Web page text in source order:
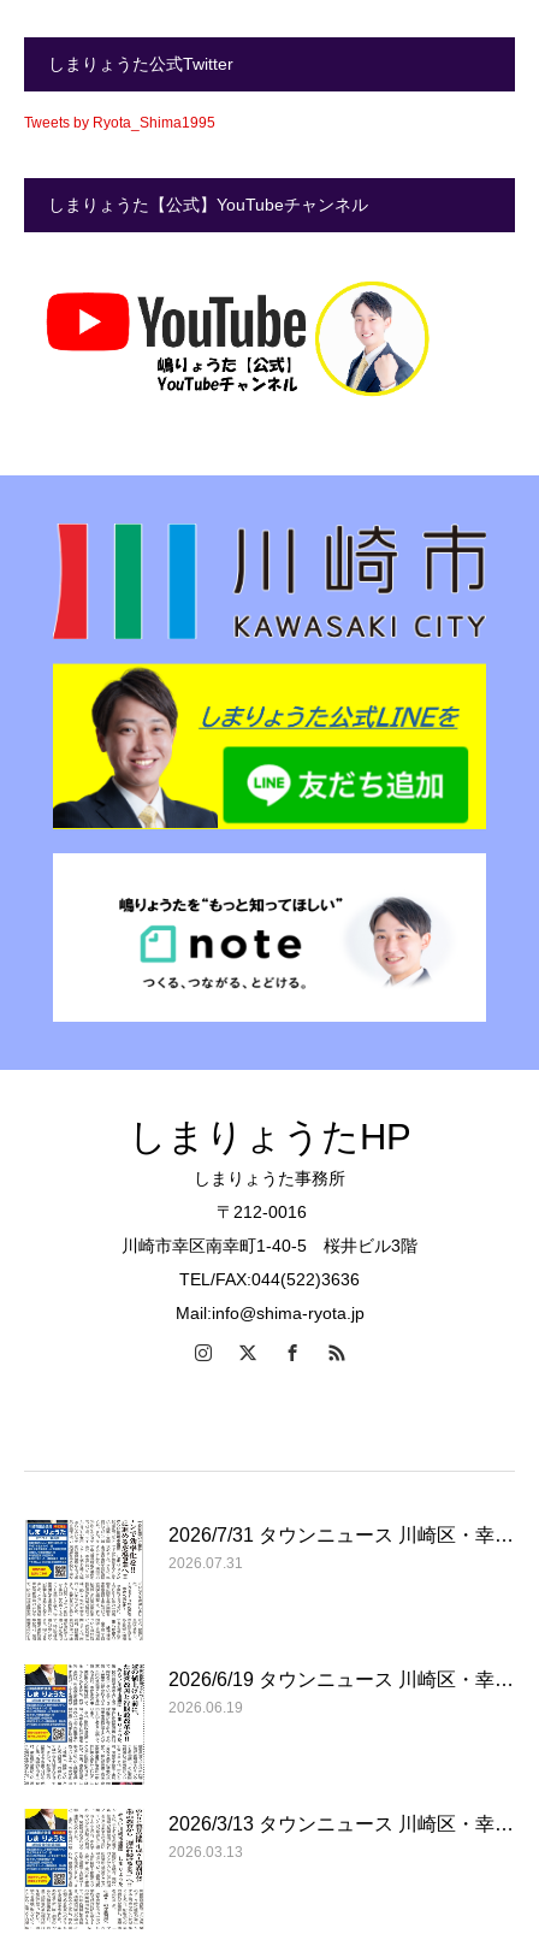
しまりょうた公式Twitter
Tweets by Ryota_Shima1995
しまりょうた【公式】YouTubeチャンネル
しまりょうたHP
しまりょうた事務所
〒212-0016
川崎市幸区南幸町1-40-5 桜井ビル3階
TEL/FAX:044(522)3636
Mail:info@shima-ryota.jp
2026/7/31 タウンニュース 川崎区・幸…
2026.07.31
2026/6/19 タウンニュース 川崎区・幸…
2026.06.19
2026/3/13 タウンニュース 川崎区・幸…
2026.03.13